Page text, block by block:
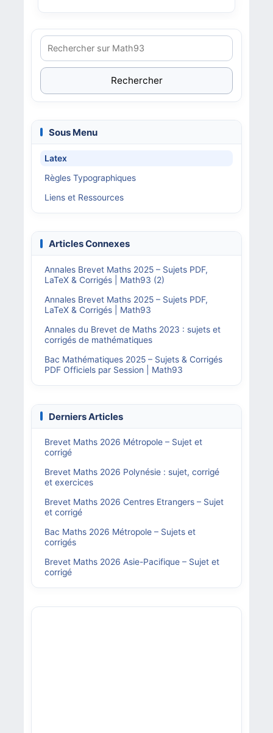
Rechercher
Sous Menu
Latex
Règles Typographiques
Liens et Ressources
Articles Connexes
Annales Brevet Maths 2025 – Sujets PDF,
LaTeX & Corrigés | Math93 (2)
Annales Brevet Maths 2025 – Sujets PDF,
LaTeX & Corrigés | Math93
Annales du Brevet de Maths 2023 : sujets et
corrigés de mathématiques
Bac Mathématiques 2025 – Sujets & Corrigés
PDF Officiels par Session | Math93
Derniers Articles
Brevet Maths 2026 Métropole – Sujet et
corrigé
Brevet Maths 2026 Polynésie : sujet, corrigé
et exercices
Brevet Maths 2026 Centres Etrangers – Sujet
et corrigé
Bac Maths 2026 Métropole – Sujets et
corrigés
Brevet Maths 2026 Asie-Pacifique – Sujet et
corrigé